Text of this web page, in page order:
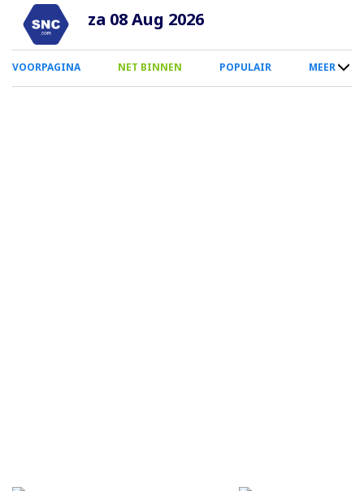
Overslaan
naar
inhoud
za 08 Aug 2026
0
Smartphone
VOORPAGINA NET BINNEN POPULAIR MEER